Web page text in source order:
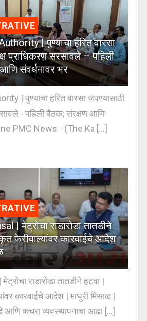
| पुण्याचा हरित वारसा
प्राधिकरण सरसावले – पहिली
संवर्धनावर भर
| पुण्याचा हरित वारसा जपण्यासाठी
- पहिली बैठक; संरक्षण आणि
PMC News - (The Ka [...]
| मेट्रोचा राडारोडा तातडीने
फेरीवाल्यांवर कारवाईचे आदेश
राडारोडा तातडीने हटवा |
कारवाईचे आदेश | माधुरी मिसाळ |
कचरा व्यवस्थापनाचा आढा [...]